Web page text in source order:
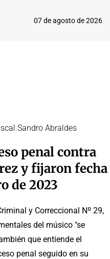
07 de agosto de 2026
Sandro Abraldes
penal contra
y fijaron fecha
de 2023
y Correccional Nº 29,
del músico "se
que entiende el
penal seguido en su